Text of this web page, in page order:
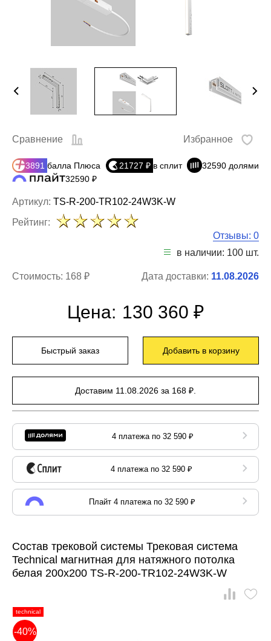
Артикул: TS-R-200-TR102-24W3K-W
Сравнение Избранное
3891 балла Плюса 21727 ₽ в сплит
32590 долями
32590 ₽
Рейтинг:
Отзывы: 0
в наличии: 100 шт.
Стоимость: 168 ₽ Дата доставки: 11.08.2026
Цена: 130 360 ₽
Быстрый заказ Добавить в корзину
Доставим 11.08.2026 за 168 ₽.
4 платежа по 32 590 ₽
4 платежа по 32 590 ₽
Плайт 4 платежа по 32 590 ₽
Состав трековой системы Трековая система
Technical магнитная для натяжного потолка
белая 200x200 TS-R-200-TR102-24W3K-W
technical
-40%